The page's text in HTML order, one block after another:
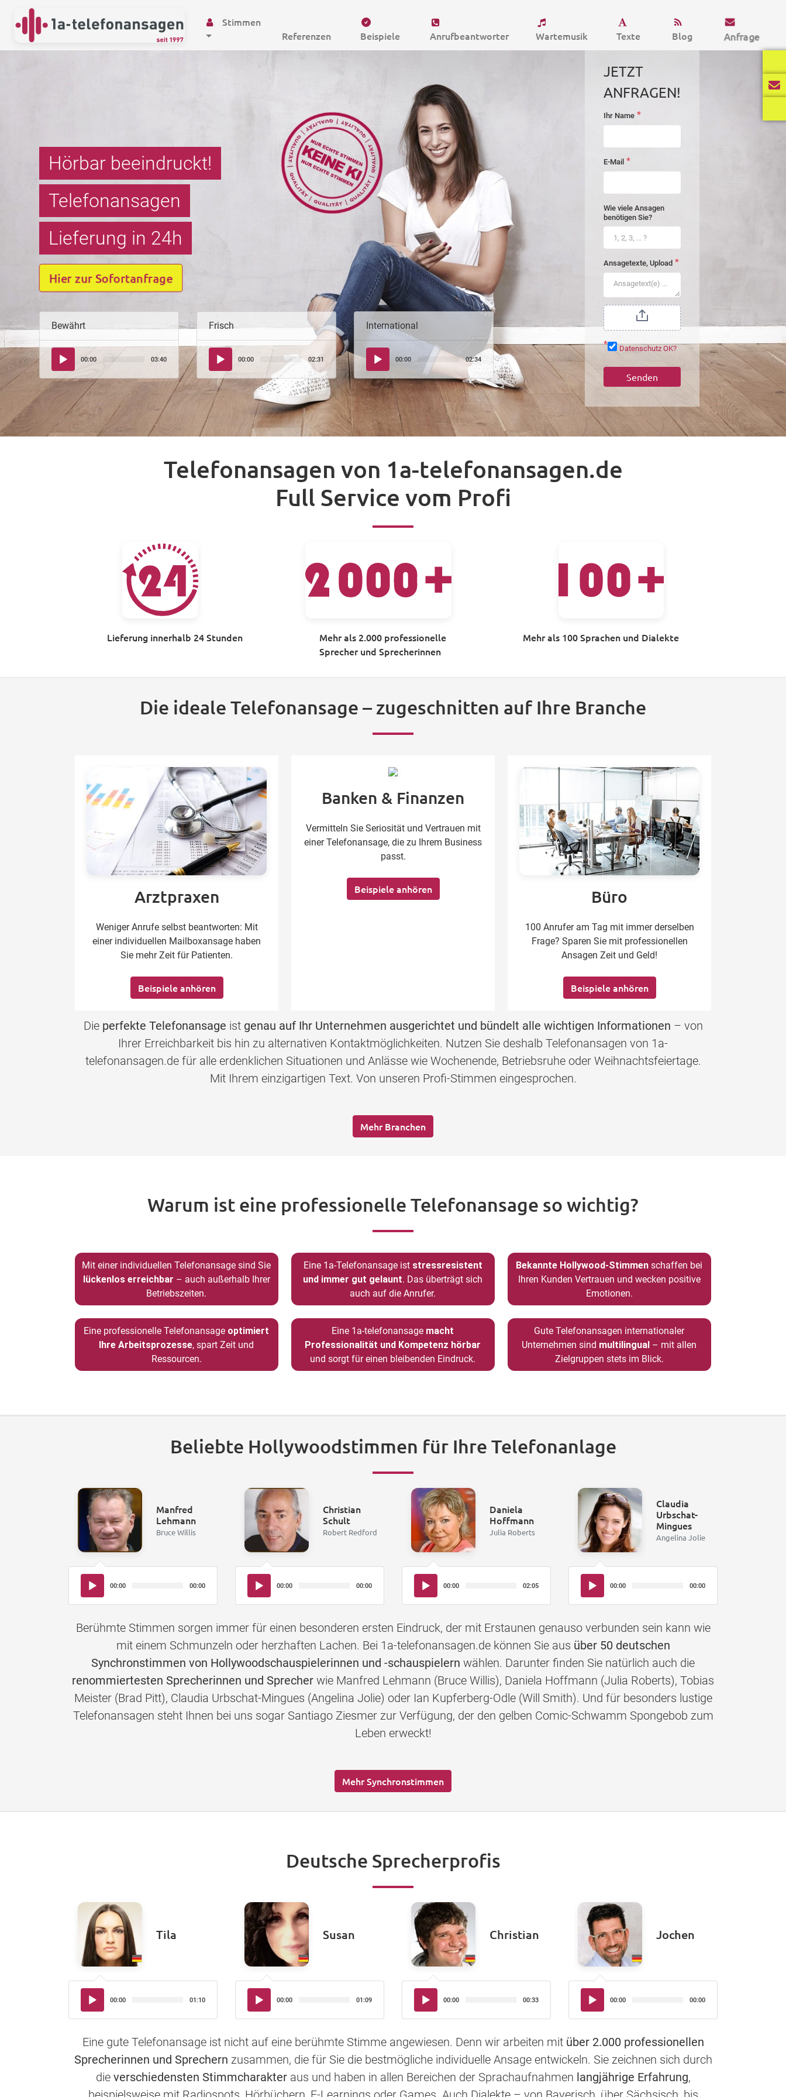
Stimmen
Referenzen
Beispiele Anrufbeantworter Wartemusik Texte Blog Anfrage
Hörbar beeindruckt!
Telefonansagen
Wartemusik
Hier zur Sofortanfrage
Bewährt
Audio-
Player
00:00 03:40
Frisch
Audio-
Player
00:00 02:31
International
Audio-
Player
00:00 02:34
Telefonansagen von 1a-telefonansagen.de
Full Service vom Profi
Lieferung innerhalb 24 Stunden
Mehr als 2.000 professionelle
Sprecher und Sprecherinnen
Mehr als 100 Sprachen und Dialekte
JETZT
ANFRAGEN!
startseite-
Ihr Name *
E-Mail *
Wie viele Ansagen
benötigen Sie?
Ansagetexte, Upload *
* Datenschutz OK?
Senden
Die ideale Telefonansage – zugeschnitten auf Ihre Branche
Arztpraxen
Weniger Anrufe selbst beantworten: Mit
einer individuellen Mailboxansage haben
Sie mehr Zeit für Patienten.
Beispiele anhören
Banken & Finanzen
Vermitteln Sie Seriosität und Vertrauen mit
einer Telefonansage, die zu Ihrem Business
passt.
Beispiele anhören Büro
100 Anrufer am Tag mit immer derselben
Frage? Sparen Sie mit professionellen
Ansagen Zeit und Geld!
Beispiele anhören
Die perfekte Telefonansage ist genau auf Ihr Unternehmen ausgerichtet und bündelt alle wichtigen Informationen – von
Ihrer Erreichbarkeit bis hin zu alternativen Kontaktmöglichkeiten. Nutzen Sie deshalb Telefonansagen von 1a-
telefonansagen.de für alle erdenklichen Situationen und Anlässe wie Wochenende, Betriebsruhe oder Weihnachtsfeiertage.
Mit Ihrem einzigartigen Text. Von unseren Profi-Stimmen eingesprochen.
Mehr Branchen
Warum ist eine professionelle Telefonansage so wichtig?
Mit einer individuellen Telefonansage sind Sie
lückenlos erreichbar – auch außerhalb Ihrer
Betriebszeiten.
Eine 1a-Telefonansage ist stressresistent
und immer gut gelaunt. Das überträgt sich
auch auf die Anrufer.
Bekannte Hollywood-Stimmen schaffen bei
Ihren Kunden Vertrauen und wecken positive
Emotionen.
Eine professionelle Telefonansage optimiert
Ihre Arbeitsprozesse, spart Zeit und
Ressourcen.
Eine 1a-telefonansage macht
Professionalität und Kompetenz hörbar
und sorgt für einen bleibenden Eindruck.
Gute Telefonansagen internationaler
Unternehmen sind multilingual – mit allen
Zielgruppen stets im Blick.
Beliebte Hollywoodstimmen für Ihre Telefonanlage
Manfred
Lehmann
Bruce Willis
Audio-
Player
00:00 00:00
Christian
Schult
Robert Redford
Audio-
Player
00:00 00:00
Daniela
Hoffmann
Julia Roberts
Audio-
Player
00:00 02:05
Claudia
Urbschat-
Mingues
Angelina Jolie
Audio-
Player
00:00 00:00
Berühmte Stimmen sorgen immer für einen besonderen ersten Eindruck, der mit Erstaunen genauso verbunden sein kann wie
mit einem Schmunzeln oder herzhaften Lachen. Bei 1a-telefonansagen.de können Sie aus über 50 deutschen
Synchronstimmen von Hollywoodschauspielerinnen und -schauspielern wählen. Darunter finden Sie natürlich auch die
renommiertesten Sprecherinnen und Sprecher wie Manfred Lehmann (Bruce Willis), Daniela Hoffmann (Julia Roberts), Tobias
Meister (Brad Pitt), Claudia Urbschat-Mingues (Angelina Jolie) oder Ian Kupferberg-Odle (Will Smith). Und für besonders lustige
Telefonansagen steht Ihnen bei uns sogar Santiago Ziesmer zur Verfügung, der den gelben Comic-Schwamm Spongebob zum
Leben erweckt!
Mehr Synchronstimmen
Deutsche Sprecherprofis
Tila
Audio-
Player
00:00 01:10
Susan
Audio-
Player
00:00 01:09
Christian
Audio-
Player
00:00 00:33
Jochen
Audio-
Player
00:00 00:00
Eine gute Telefonansage ist nicht auf eine berühmte Stimme angewiesen. Denn wir arbeiten mit über 2.000 professionellen
Sprecherinnen und Sprechern zusammen, die für Sie die bestmögliche individuelle Ansage entwickeln. Sie zeichnen sich durch
die verschiedensten Stimmcharakteraus und haben in allen Bereichen der Sprachaufnahmen langjährige Erfahrung,